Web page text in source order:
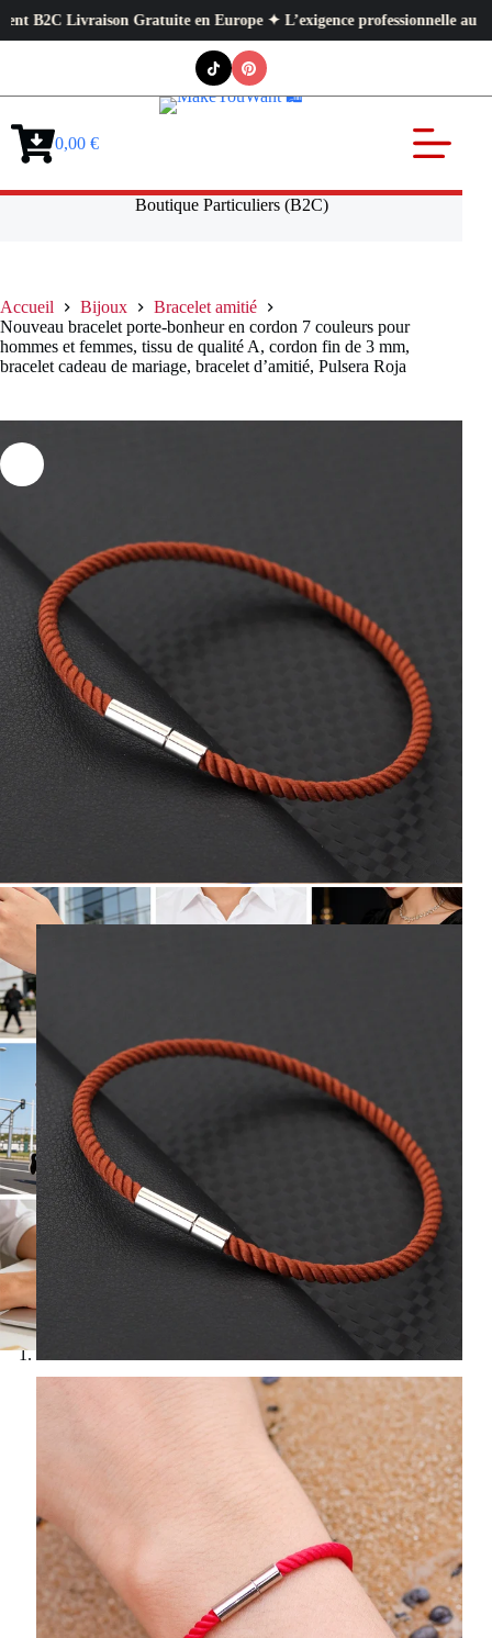
Gratuite en Europe ✦ L’exigence professionnelle au service de
Panier0,00 €
Boutique Particuliers (B2C)
Accueil Bijoux
Bracelet amitié
Nouveau bracelet porte-bonheur en cordon 7 couleurs pour
hommes et femmes, tissu de qualité A, cordon fin de 3 mm,
bracelet cadeau de mariage, bracelet d’amitié, Pulsera Roja